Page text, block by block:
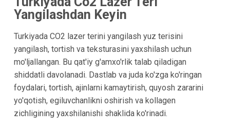
Yangilashdan Keyin
Turkiyada CO2 lazer terini yangilash yuz terisini
yangilash, tortish va teksturasini yaxshilash uchun
mo'ljallangan. Bu qat'iy g'amxo'rlik talab qiladigan
shiddatli davolanadi. Dastlab va juda ko'zga ko'ringan
foydalari, tortish, ajinlarni kamaytirish, quyosh zararini
yo'qotish, egiluvchanlikni oshirish va kollagen
zichligining yaxshilanishi shaklida ko'rinadi.